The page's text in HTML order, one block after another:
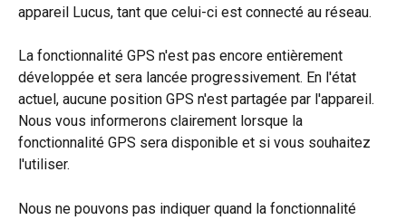
appareil Lucus, tant que celui-ci est connecté au réseau.
La fonctionnalité GPS n'est pas encore entièrement
développée et sera lancée progressivement. En l'état
actuel, aucune position GPS n'est partagée par l'appareil.
Nous vous informerons clairement lorsque la
fonctionnalité GPS sera disponible et si vous souhaitez
l'utiliser.
Nous ne pouvons pas indiquer quand la fonctionnalité